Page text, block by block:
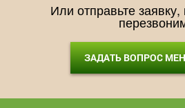
Или отправьте
ЗАДАТЬ ВОПРОС